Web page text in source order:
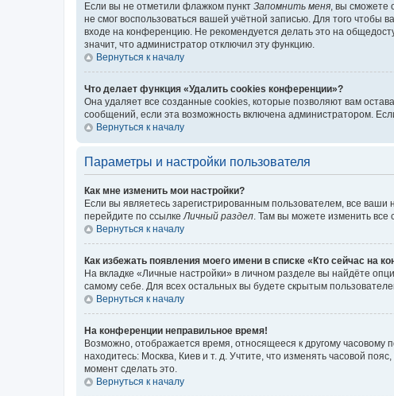
Если вы не отметили флажком пункт Запомнить меня, вы сможете
не смог воспользоваться вашей учётной записью. Для того
входе на конференцию. Не рекомендуется делать это на
значит, что администратор отключил эту функцию.
Вернуться к началу
Что делает функция «Удалить cookies конференции»?
Она удаляет все созданные cookies, которые позволяют вам
сообщений, если эта возможность включена администратором.
Вернуться к началу
Параметры и настройки пользователя
Как мне изменить мои настройки?
Если вы являетесь зарегистрированным пользователем, все
перейдите по ссылкеЛичный раздел. Там вы можете изменить все
Вернуться к началу
Как избежать появления моего имени в списке «Кто сейчас на
На вкладке «Личные настройки» в личном разделе вы найдёте
самому себе. Для всех остальных вы будете скрытым
Вернуться к началу
На конференции неправильное время!
Возможно, отображается время, относящееся к другому часовому
находитесь: Москва, Киев и т. д. Учтите, что изменять часовой
момент сделать это.
Вернуться к началу